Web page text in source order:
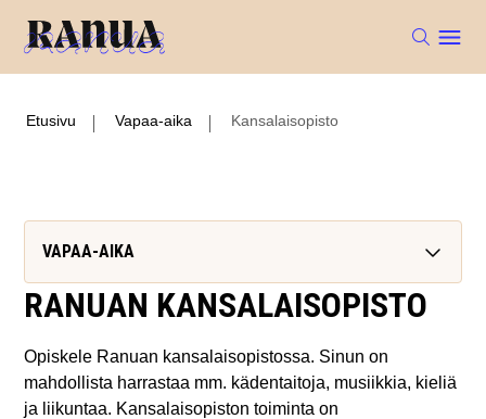
Etusivu Vapaa-aika Kansalaisopisto
VAPAA-AIKA
RANUAN KANSALAISOPISTO
Opiskele Ranuan kansalaisopistossa. Sinun on
mahdollista harrastaa mm. kädentaitoja, musiikkia, kieliä
ja liikuntaa. Kansalaisopiston toiminta on